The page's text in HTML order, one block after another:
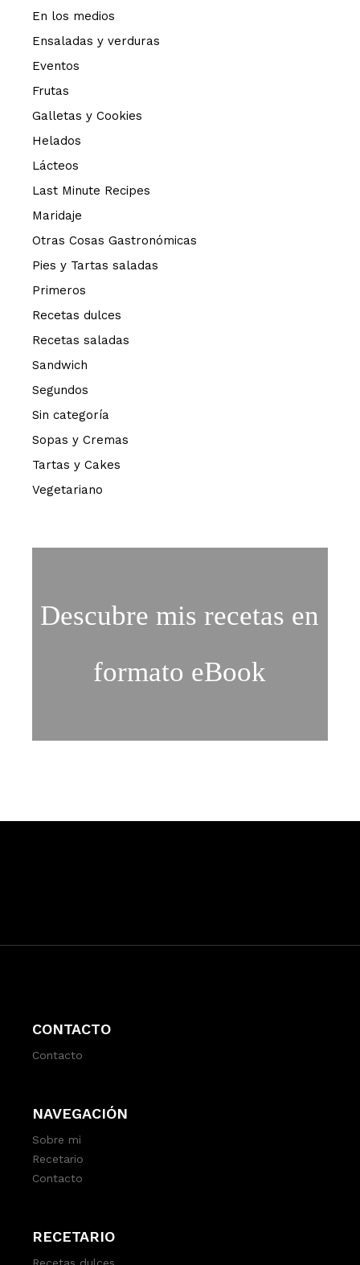
En los medios
Ensaladas y verduras
Eventos
Frutas
Galletas y Cookies
Helados
Lácteos
Last Minute Recipes
Maridaje
Otras Cosas Gastronómicas
Pies y Tartas saladas
Primeros
Recetas dulces
Recetas saladas
Sandwich
Segundos
Sin categoría
Sopas y Cremas
Tartas y Cakes
Vegetariano
Descubre mis recetas en
formato eBook
CONTACTO
Contacto
NAVEGACIÓN
Sobre mi
Recetario
Contacto
RECETARIO